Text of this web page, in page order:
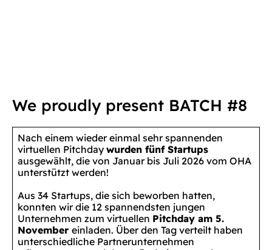
We proudly present BATCH #8
Nach einem wieder einmal sehr spannenden
virtuellen Pitchday wurden fünf Startups
ausgewählt, die von Januar bis Juli 2026 vom OHA
unterstützt werden!
Aus 34 Startups, die sich beworben hatten,
konnten wir die 12 spannendsten jungen
Unternehmen zum virtuellen Pitchday am 5.
November einladen. Über den Tag verteilt haben
unterschiedliche Partnerunternehmen